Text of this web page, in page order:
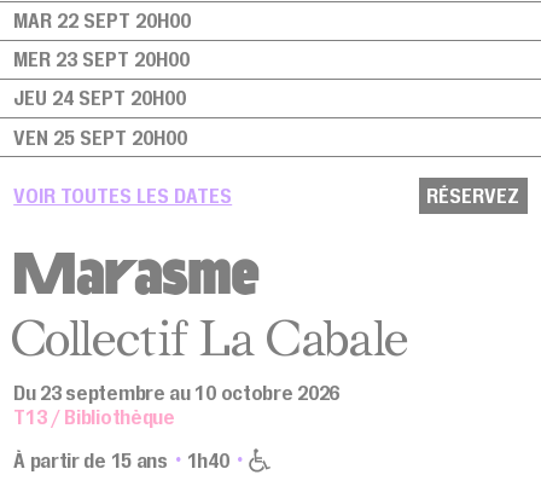
MAR 22 SEPT 20H00
MER 23 SEPT 20H00
JEU 24 SEPT 20H00
VEN 25 SEPT 20H00
MAR 29 SEPT 20H00
MER 30 SEPT
20H00
JEU 1 OCT 20H00
SAM 3 OCT 18H00
LUN 5 OCT
20H00
RÉSERVEZ
VOIR TOUTES LES DATES
Marasme
Collectif La Cabale
Du 23 septembre au 10 octobre 2026
T13 / Bibliothèque
À partir de 15 ans
1h40